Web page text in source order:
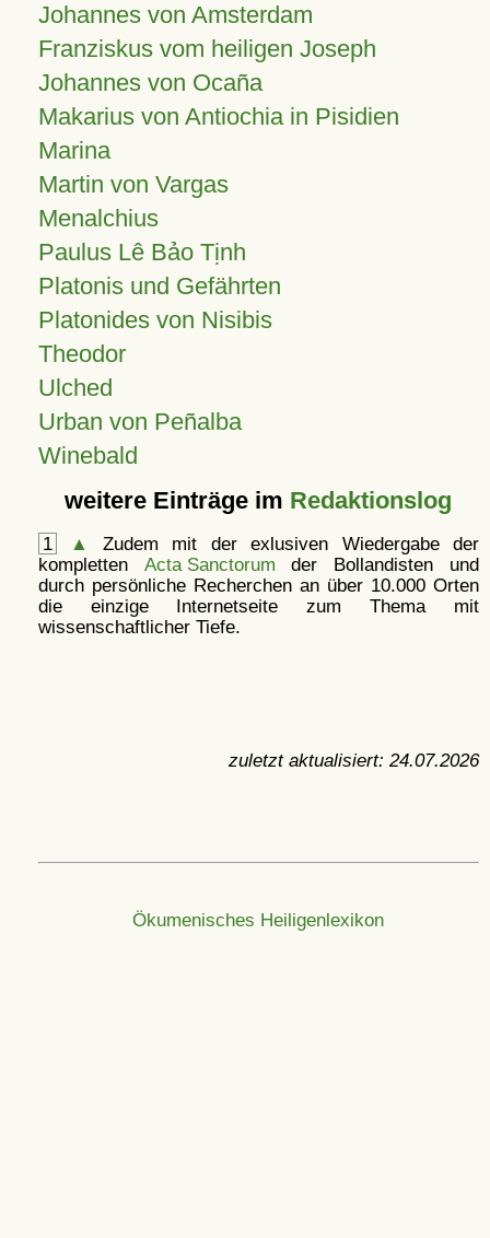
Johannes von Amsterdam
Franziskus vom heiligen Joseph
Johannes von Ocaña
Makarius von Antiochia in Pisidien
Marina
Martin von Vargas
Menalchius
Paulus Lê Bảo Tịnh
Platonis und Gefährten
Platonides von Nisibis
Theodor
Ulched
Urban von Peñalba
Winebald
weitere Einträge im Redaktionslog
1 ▲
Zudem mit der exlusiven Wiedergabe der
kompletten Acta Sanctorum der Bollandisten und
durch persönliche Recherchen an über 10.000 Orten
die einzige Internetseite zum Thema mit
wissenschaftlicher Tiefe.
zuletzt aktualisiert: 24.07.2026
Ökumenisches Heiligenlexikon